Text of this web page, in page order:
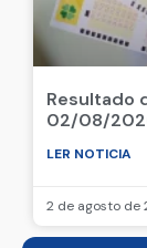
Resultado
02/08/
LER NOTICIA
2 de agosto de